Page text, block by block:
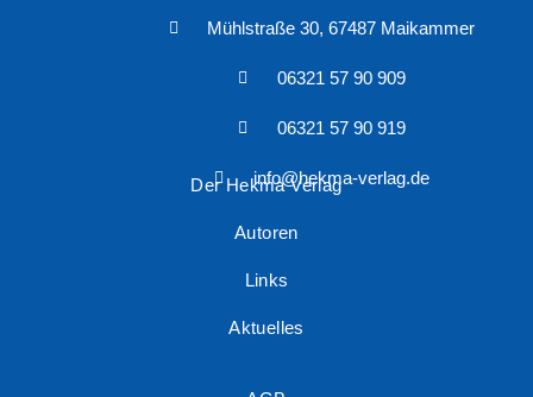
Mühlstraße 30, 67487 Maikammer
06321 57 90 909
06321 57 90 919
info@hekma-verlag.de
Der Hekma Verlag
Autoren
Links
Aktuelles